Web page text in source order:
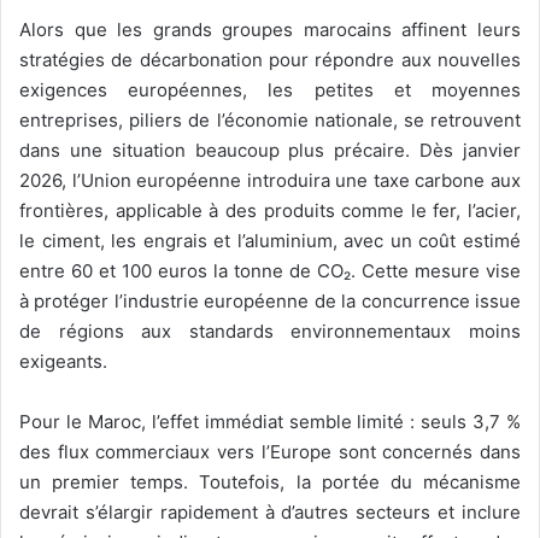
Alors que les grands groupes marocains affinent leurs
stratégies de décarbonation pour répondre aux nouvelles
exigences européennes, les petites et moyennes
entreprises, piliers de l’économie nationale, se retrouvent
dans une situation beaucoup plus précaire. Dès janvier
2026, l’Union européenne introduira une taxe carbone aux
frontières, applicable à des produits comme le fer, l’acier,
le ciment, les engrais et l’aluminium, avec un coût estimé
entre 60 et 100 euros la tonne de CO₂. Cette mesure vise
à protéger l’industrie européenne de la concurrence issue
de régions aux standards environnementaux moins
exigeants.
Pour le Maroc, l’effet immédiat semble limité : seuls 3,7 %
des flux commerciaux vers l’Europe sont concernés dans
un premier temps. Toutefois, la portée du mécanisme
devrait s’élargir rapidement à d’autres secteurs et inclure